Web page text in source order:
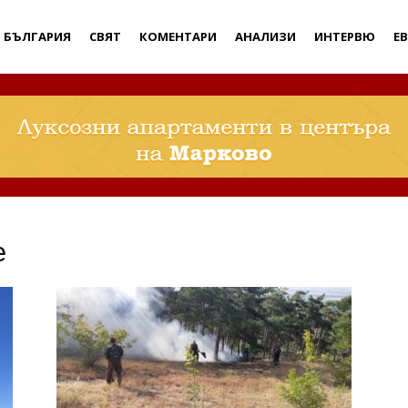
БЪЛГАРИЯ СВЯТ КОМЕНТАРИ АНАЛИЗИ ИНТЕРВЮ